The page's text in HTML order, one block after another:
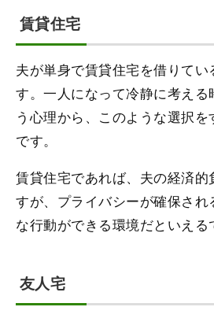
賃貸住宅
夫が単身で賃貸住宅を借りてい
す。一人になって冷静に考え
う心理から、このような選択
です。
賃貸住宅であれば、夫の経済的
すが、プライバシーが確保さ
な行動ができる環境だといえる
友人宅